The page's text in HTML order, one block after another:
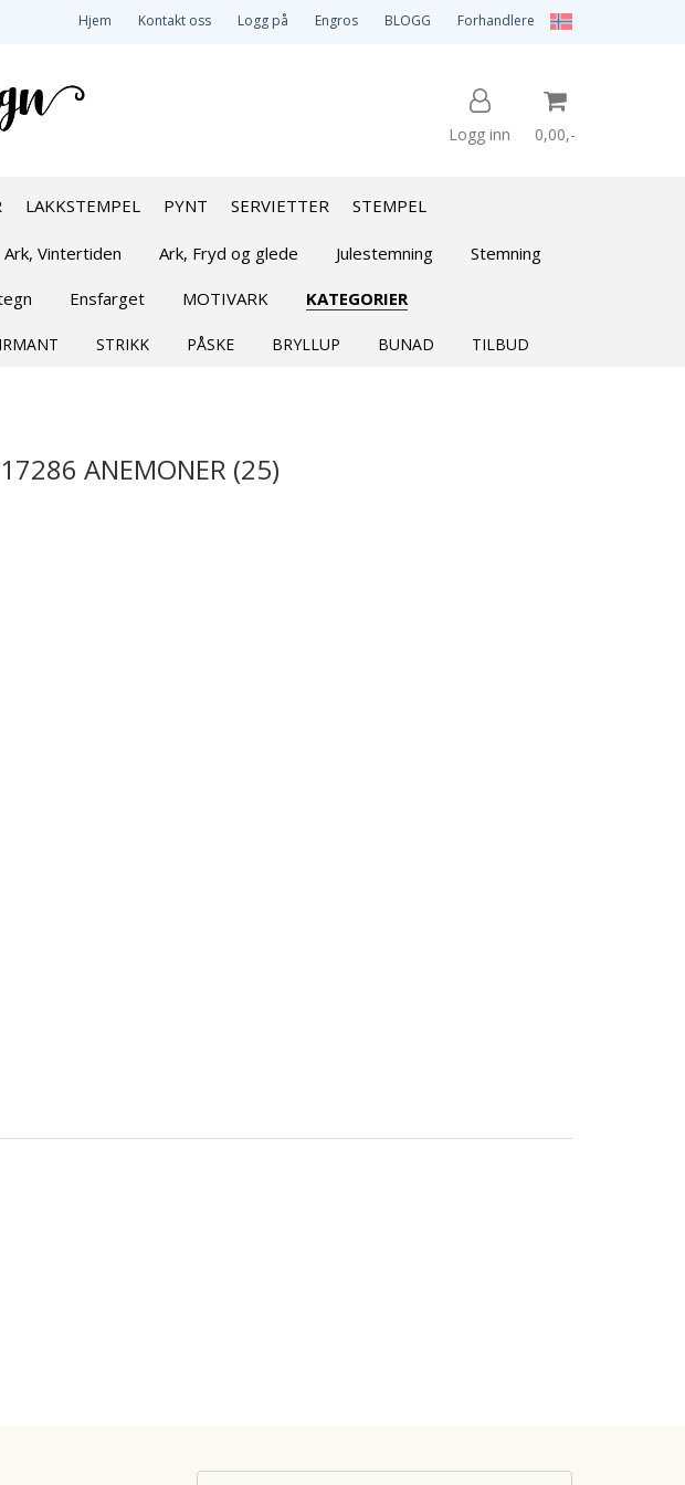
Hjem Kontakt oss Logg på Engros BLOGG Forhandlere
Logg inn 0,00,-
LAKKSTEMPEL PYNT SERVIETTER STEMPEL
Ark, Vintertiden Ark, Fryd og glede Julestemning Stemning
Ensfarget MOTIVARK KATEGORIER
STRIKK PÅSKE BRYLLUP BUNAD TILBUD
ANEMONER (25)